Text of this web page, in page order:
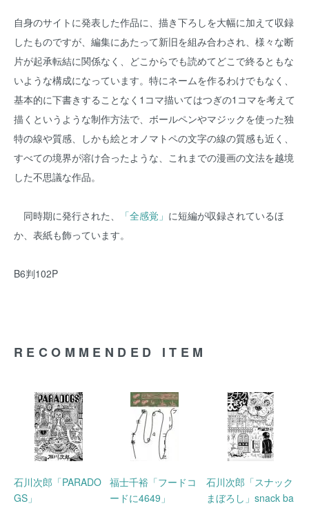
自身のサイトに発表した作品に、描き下ろしを大幅に加えて収録
したものですが、編集にあたって新旧を組み合わされ、様々な断
片が起承転結に関係なく、どこからでも読めてどこで終るともな
いような構成になっています。特にネームを作るわけでもなく、
基本的に下書きすることなく1コマ描いてはつぎの1コマを考えて
描くというような制作方法で、ボールペンやマジックを使った独
特の線や質感、しかも絵とオノマトペの文字の線の質感も近く、
すべての境界が溶け合ったような、これまでの漫画の文法を越境
した不思議な作品。
同時期に発行された、 「全感覚」 に短編が収録されているほ
か、表紙も飾っています。
B6判102P
RECOMMENDED ITEM
石川次郎「PARADO
GS」
福士千裕「フードコ
ードに4649」
石川次郎「スナック
まぼろし」snack ba